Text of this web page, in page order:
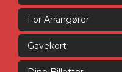
For Arrangører
Gavekort